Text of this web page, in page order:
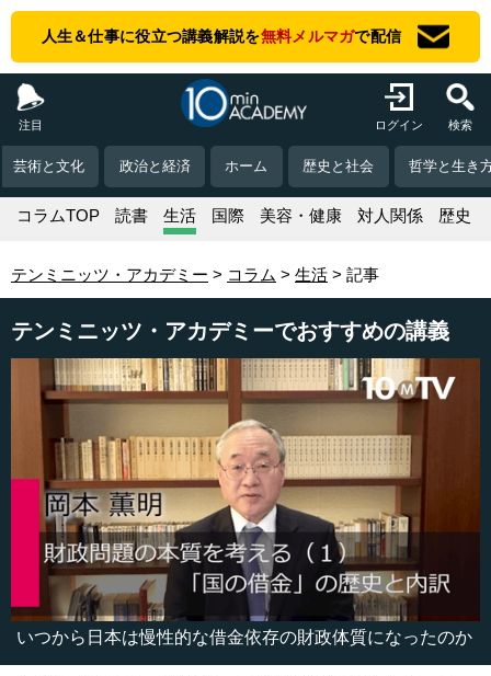
人生＆仕事に役立つ講義解説を無料メルマガで配信
注目 ログイン 検索
芸術と文化 政治と経済 ホーム 歴史と社会 哲学と生き
コラムTOP 読書 生活 国際 美容・健康 対人関係 歴史
テンミニッツ・アカデミー コラム 生活 記事
テンミニッツ・アカデミーでおすすめの講義
いつから日本は慢性的な借金依存の財政体質になったのか